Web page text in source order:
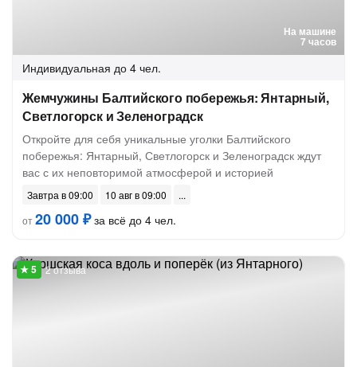
На машине
7 часов
Индивидуальная до 4 чел.
Жемчужины Балтийского побережья: Янтарный,
Светлогорск и Зеленоградск
Откройте для себя уникальные уголки Балтийского
побережья: Янтарный, Светлогорск и Зеленоградск ждут
вас с их неповторимой атмосферой и историей
Завтра в 09:00
10 авг в 09:00
от20 000 ₽за всё до 4 чел.
2 отзыва